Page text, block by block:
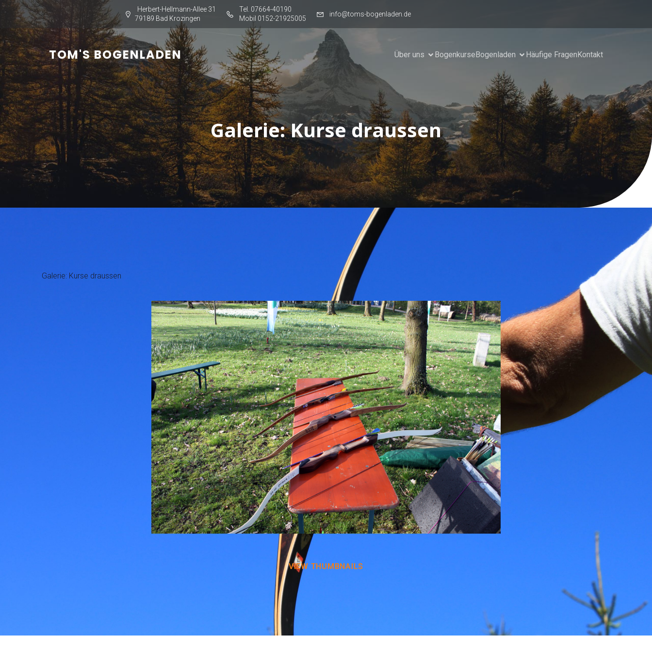
Herbert-Hellmann-Allee 31
79189 Bad Krozingen
Tel. 07664-40190
Mobil 0152-21925005
info@toms-bogenladen.de
TOM'S BOGENLADEN Über uns BogenkurseBogenladen Häufige FragenKontakt
Galerie: Kurse draussen
Galerie: Kurse draussen
VIEW THUMBNAILS